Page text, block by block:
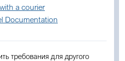
a courier
Documentation
требования для другого